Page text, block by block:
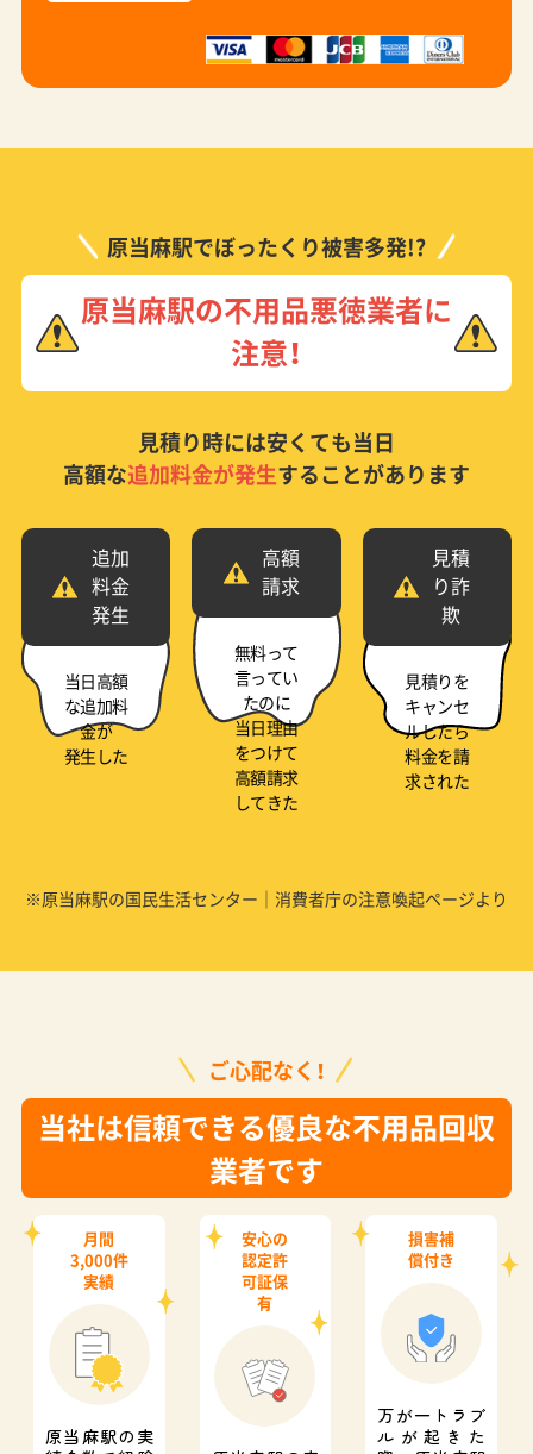
原当麻駅でぼったくり被害多発!?
原当麻駅の不用品悪徳業者に
注意！
見積り時には安くても当日
高額な追加料金が発生することがあります
追加
料金
発生
当日高額
な追加料
金が
発生した
高額
請求
無料って
言ってい
たのに
当日理由
をつけて
高額請求
してきた
見積
り詐
欺
見積りを
キャンセ
ルしたら
料金を請
求された
※原当麻駅の国民生活センター｜消費者庁の注意喚起ページより
ご心配なく！
当社は信頼できる優良な不用品回収
業者です
月間
3,000件
実績
原当麻駅の実
安心の
認定許
可証保
有
損害補
償付き
万が一トラブ
ルが起きた